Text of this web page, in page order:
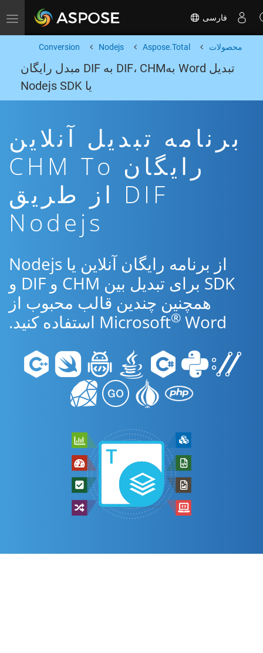
Toggle navigation فارسی
محصولات Aspose.Total
Nodejs
Conversion
تبدیل Word بهDIF، CHM به DIF مبدل رایگان
یا Nodejs SDK
برنامه تبدیل آنلاین
رایگان CHM To
DIF از طریق
Nodejs
از برنامه رایگان آنلاین یا Nodejs
SDK برای تبدیل بین CHM و DIF و
همچنین چندین قالب محبوب از
Microsoft® Word استفاده کنید.